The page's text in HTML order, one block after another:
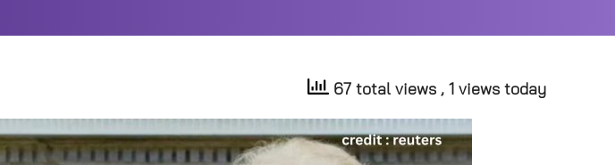
67 total views , 1 views today